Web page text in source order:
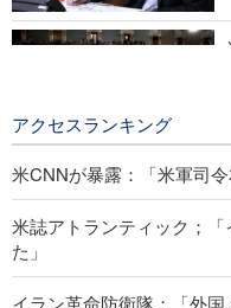
アクセスランキング
米CNNが暴露：「米軍司
米誌アトランティック；
た」
イラン革命防衛隊；「外